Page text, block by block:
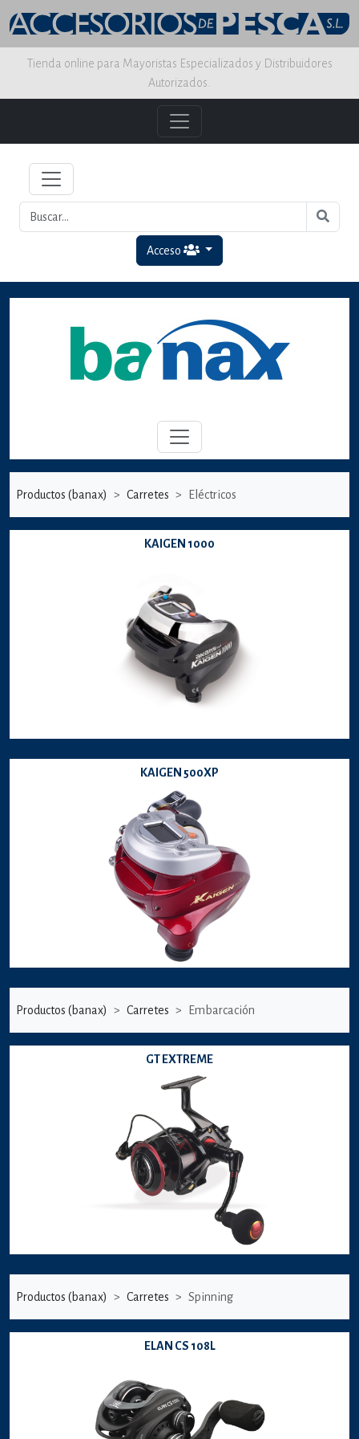
Tienda online para Mayoristas Especializados y Distribuidores
Autorizados.
Acceso
Productos (banax) Carretes Eléctricos
KAIGEN 1000
KAIGEN 500XP
Productos (banax) Carretes Embarcación
GT EXTREME
Productos (banax) Carretes Spinning
ELAN CS 108L